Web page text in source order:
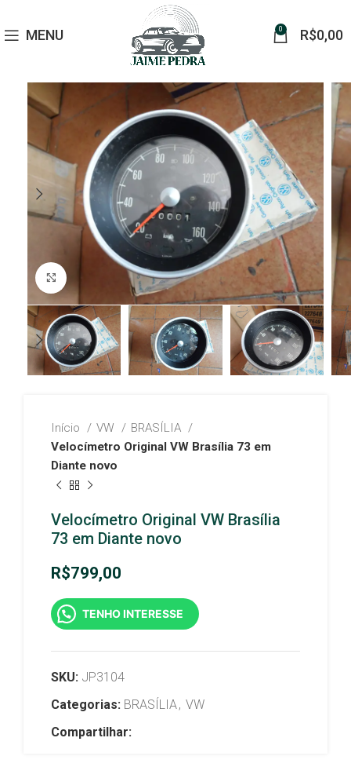
MENU 0 R$0,00
Click to enlarge
Início VW
BRASÍLIA
Velocímetro Original VW Brasília 73 em
Diante novo
Velocímetro Original VW Brasília
73 em Diante novo
R$799,00
TENHO INTERESSE
SKU: JP3104
Categorias: BRASÍLIA, VW
Compartilhar: